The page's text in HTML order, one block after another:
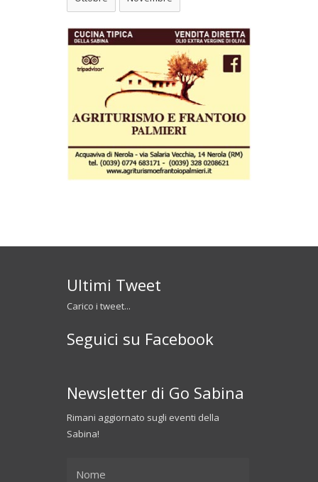
Ultimi Tweet
Carico i tweet...
Seguici su Facebook
Newsletter di Go Sabina
Rimani aggiornato sugli eventi della
Sabina!